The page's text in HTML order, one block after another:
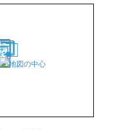
12
34
5
7
89
12
13
1417
19